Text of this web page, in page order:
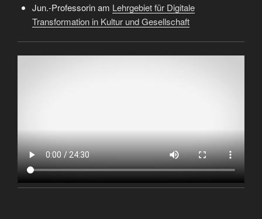
Jun.-Professorin am Lehrgebiet für Digitale
Transformation in Kultur und Gesellschaft